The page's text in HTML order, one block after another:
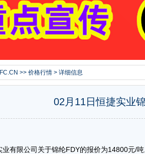
>> 价格行情 > 详细信息
02月11日恒捷实业
有限公司关于锦纶FDY的报价为14800元/